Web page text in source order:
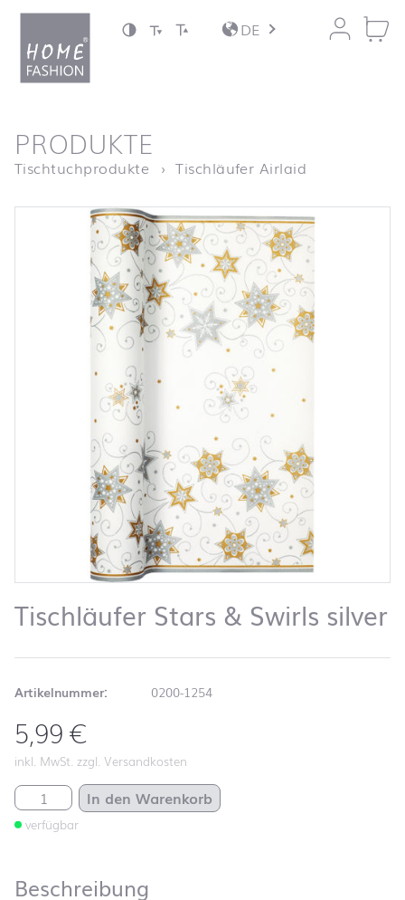
Zum Inhalt springen
DE
Startseite
PRODUKTE
Tischtuchprodukte Tischläufer Airlaid
Tischläufer Stars & Swirls silver
Artikelnummer: 0200-1254
5,99€
inkl. MwSt. zzgl. Versandkosten
Tischläufer Stars & Swirls silver Menge
verfügbar
In den Warenkorb
Beschreibung